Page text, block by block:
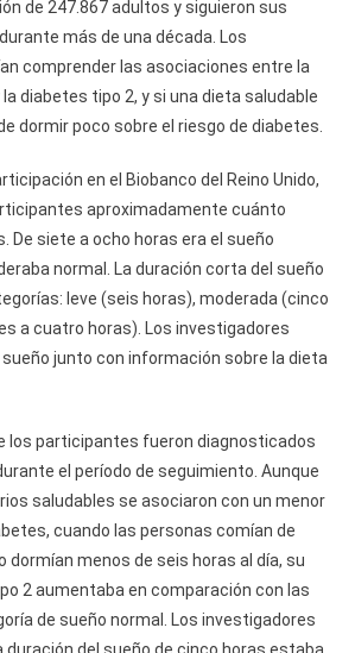
de 247.867 adultos y siguieron sus
más de una década. Los
comprender las asociaciones entre la
diabetes tipo 2, y si una dieta saludable
dormir poco sobre el riesgo de diabetes.
en el Biobanco del Reino Unido,
aproximadamente cuánto
De siete a ocho horas era el sueño
normal. La duración corta del sueño
leve (seis horas), moderada (cinco
a cuatro horas). Los investigadores
junto con información sobre la dieta
los participantes fueron diagnosticados
el período de seguimiento. Aunque
saludables se asociaron con un menor
cuando las personas comían de
dormían menos de seis horas al día, su
2 aumentaba en comparación con las
de sueño normal. Los investigadores